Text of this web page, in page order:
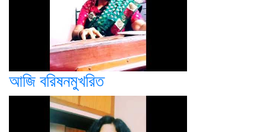
আজি বরিষনমুখরিত